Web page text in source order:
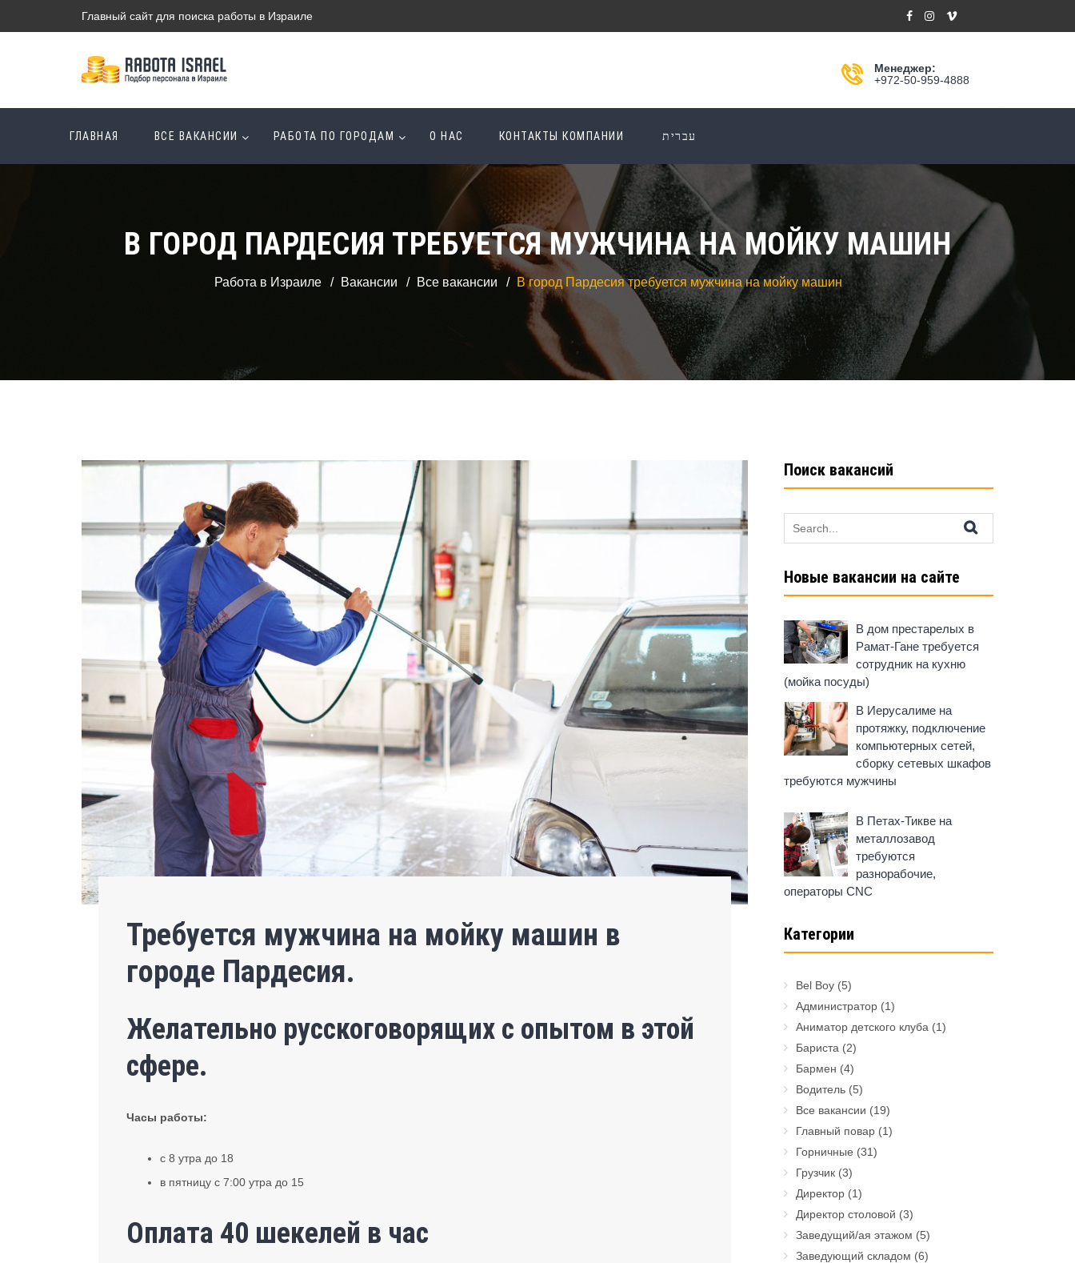
Главный сайт для поиска работы в Израиле
Менеджер:
+972-50-959-4888
ГЛАВНАЯ ВСЕ ВАКАНСИИ РАБОТА ПО ГОРОДАМ О НАС КОНТАКТЫ КОМПАНИИ עברית
В ГОРОД ПАРДЕСИЯ ТРЕБУЕТСЯ МУЖЧИНА НА МОЙКУ МАШИН
Работа в Израиле Вакансии Все вакансии В город Пардесия требуется мужчина на мойку машин
Требуется мужчина на мойку машин в
городе Пардесия.
Желательно русскоговорящих с опытом в этой
сфере.
Часы работы:
с 8 утра до 18
в пятницу с 7:00 утра до 15
Оплата 40 шекелей в час
Поиск вакансий
for:
Новые вакансии на сайте
В дом престарелых в
Рамат-Гане требуется
сотрудник на кухню
(мойка посуды)
В Иерусалиме на
протяжку, подключение
компьютерных сетей,
сборку сетевых шкафов
требуются мужчины
В Петах-Тикве на
металлозавод
требуются
разнорабочие,
операторы CNC
Категории
Bel Boy(5)
Администратор(1)
Аниматор детского клуба (1)
Бариста (2)
Бармен (4)
Водитель(5)
Все вакансии (19)
Главный повар(1)
Горничные (31)
Грузчик(3)
Директор(1)
Директор столовой (3)
Заведущий/ая этажом (5)
Заведующий складом (6)